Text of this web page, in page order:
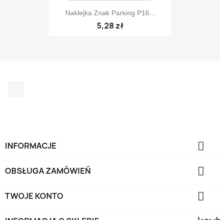
Naklejka Znak Parking P16...
5,28 zł
INFORMACJE 
OBSŁUGA ZAMÓWIEŃ 
TWOJE KONTO 